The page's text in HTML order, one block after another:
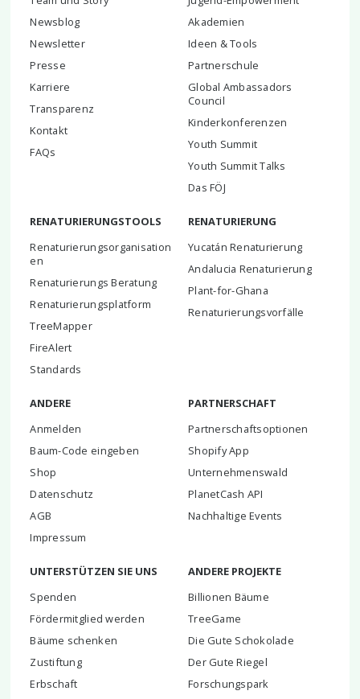
Newsblog
Newsletter
Presse
Karriere
Transparenz
Kontakt
FAQs
Akademien
Ideen & Tools
Partnerschule
Global Ambassadors
Council
Kinderkonferenzen
Youth Summit
Youth Summit Talks
Das FÖJ
RENATURIERUNGSTOOLS
Renaturierungsorganisation
en
Renaturierungs Beratung
Renaturierungsplatform
TreeMapper
FireAlert
Standards
RENATURIERUNG
Yucatán Renaturierung
Andalucia Renaturierung
Plant-for-Ghana
Renaturierungsvorfälle
ANDERE
Anmelden
Baum-Code eingeben
Shop
Datenschutz
AGB
Impressum
PARTNERSCHAFT
Partnerschaftsoptionen
Shopify App
Unternehmenswald
PlanetCash API
Nachhaltige Events
UNTERSTÜTZEN SIE UNS
Spenden
Fördermitglied werden
Bäume schenken
Zustiftung
Erbschaft
ANDERE PROJEKTE
Billionen Bäume
TreeGame
Die Gute Schokolade
Der Gute Riegel
Forschungspark